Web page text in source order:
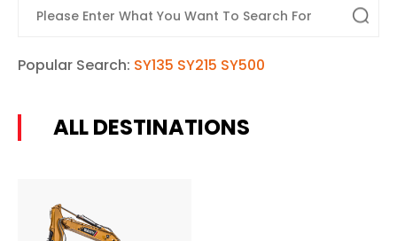
Popular Search: SY135 SY215 SY500
ALL DESTINATIONS